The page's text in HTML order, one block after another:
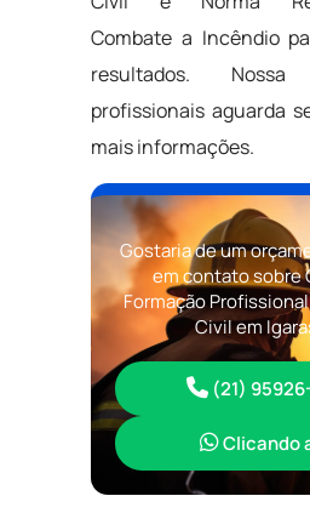
Combate a Incêndio
resultados.
profissionais aguarda
mais informações.
Gostaria de um
em contato sobre
Formação
Civil em
(21)
Clicando